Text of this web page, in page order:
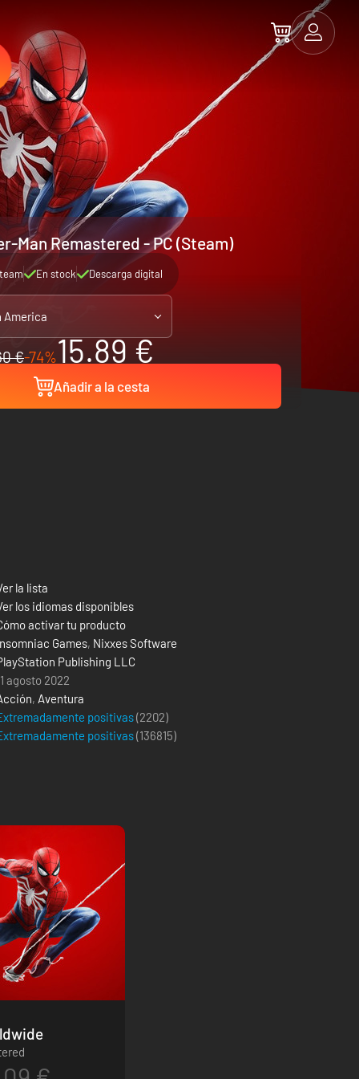
Man Remastered - PC (Steam)
En stock Descarga digital
America
€-74%15.89 €
Añadir a la cesta
la lista
los idiomas disponibles
activar tu producto
Games, Nixxes Software
Publishing LLC
agosto 2022
, Aventura
positivas(2202)
positivas(136815)
- Worldwide